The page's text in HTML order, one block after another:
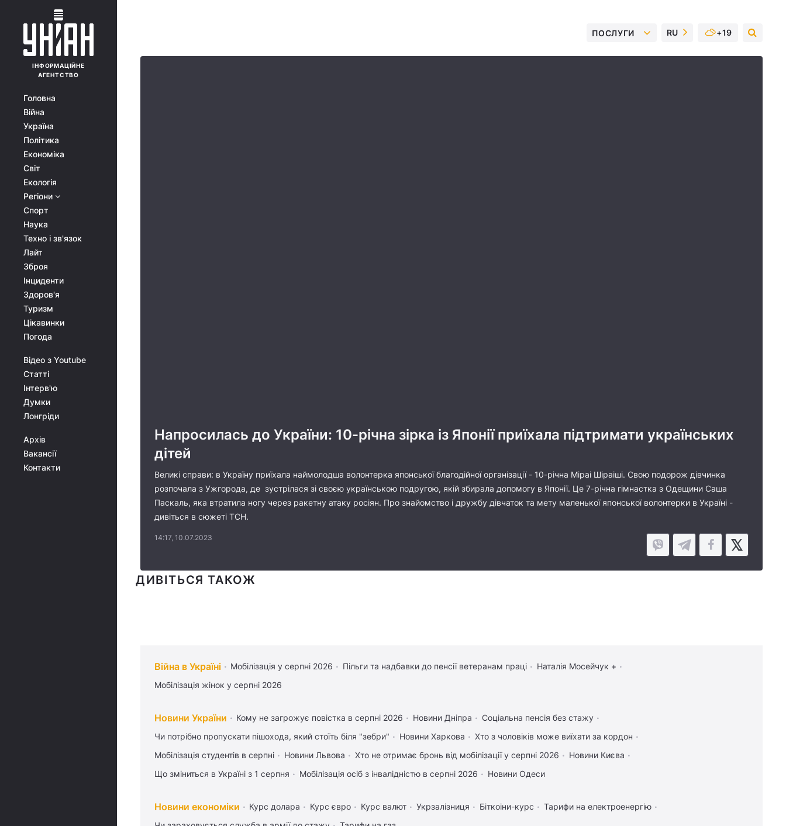
ІНФОРМАЦІЙНЕ
АГЕНТСТВО
Головна
Війна
Україна
Політика
Економіка
Світ
Екологія
Регіони
Спорт
Наука
Техно і зв'язок
Лайт
Зброя
Інциденти
Здоров'я
Туризм
Цікавинки
Погода
Відео з Youtube
Статті
Інтерв'ю
Думки
Лонгріди
Архів
Вакансії
Контакти
ПОСЛУГИ RU +19
Напросилась до України: 10-річна зірка із Японії приїхала підтримати українських
дітей
Великі справи: в Україну приїхала наймолодша волонтерка японської благодійної організації - 10-річна Міраі Шіраіші. Свою подорож дівчинка
розпочала з Ужгорода, де зустрілася зі своєю українською подругою, якій збирала допомогу в Японії. Це 7-річна гімнастка з Одещини Саша
Паскаль, яка втратила ногу через ракетну атаку росіян. Про знайомство і дружбу дівчаток та мету маленької японської волонтерки в Україні -
дивіться в сюжеті ТСН.
14:17, 10.07.2023
ДИВІТЬСЯ ТАКОЖ
Війна в Україні Мобілізація у серпні 2026 Пільги та надбавки до пенсії ветеранам праці
Наталія Мосейчук +
Мобілізація жінок у серпні 2026
Новини України Кому не загрожує повістка в серпні 2026 Новини Дніпра
Соціальна пенсія без стажу
Чи потрібно пропускати пішохода, який стоїть біля "зебри"
Новини Харкова
Хто з чоловіків може виїхати за кордон
Мобілізація студентів в серпні
Новини Львова Хто не отримає бронь від мобілізації у серпні 2026
Новини Києва
Що зміниться в Україні з 1 серпня
Мобілізація осіб з інвалідністю в серпні 2026 Новини Одеси
Новини економіки Курс долара Курс євро Курс валют Укрзалізниця Біткоіни-курс
Тарифи на електроенергію